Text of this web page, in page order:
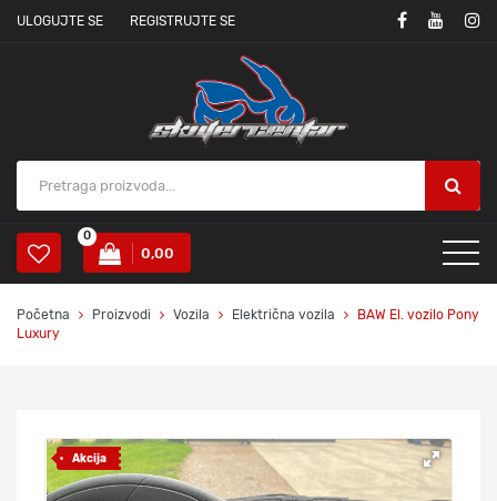
ULOGUJTE SE REGISTRUJTE SE
0
0,00
Početna Proizvodi Vozila Električna vozila
BAW El. vozilo Pony
Luxury
Akcija